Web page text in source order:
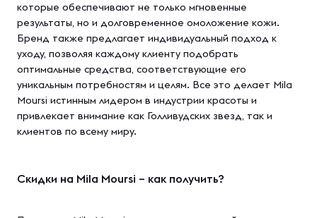
которые обеспечивают не только мгновенные
результаты, но и долговременное омоложение кожи.
Бренд также предлагает индивидуальный подход к
уходу, позволяя каждому клиенту подобрать
оптимальные средства, соответствующие его
уникальным потребностям и целям. Все это делает Mila
Moursi истинным лидером в индустрии красоты и
привлекает внимание как Голливудских звезд, так и
клиентов по всему миру.
Скидки на Mila Moursi – как получить?